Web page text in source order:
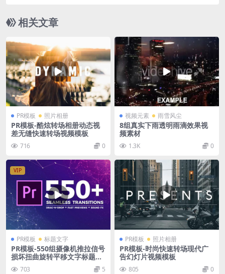
相关文章
PR模板 照片相册
PR模板-酷炫转场相册动态视
差无缝快速转场视频模板
716 0
视频元素 雨雪风尘
8组真实下雨透明雨滴效果视
频素材
1.3K 0
VIP
PR模板 标题文字
PR模板-550组摄像机推拉信号
损坏扭曲旋转平移文字标题Pr
emiere视频转场
703 5
PR模板 照片相册
PR模板-时尚快速转场现代广
告幻灯片视频模板
805 0